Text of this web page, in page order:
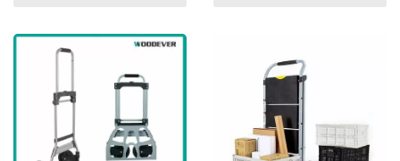
Handtruckleverancie
R Op Maat Gemaakte
Handtruck